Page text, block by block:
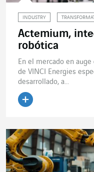
INDUSTRY
Actemium,
robótica
En el mercado en
de VINCI Energies
desarrollado, a...